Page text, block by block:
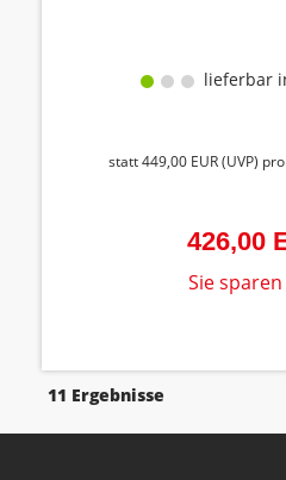
lieferbar
statt449,00 EUR(UVP)
426,00
Sie sparen
11 Ergebnisse